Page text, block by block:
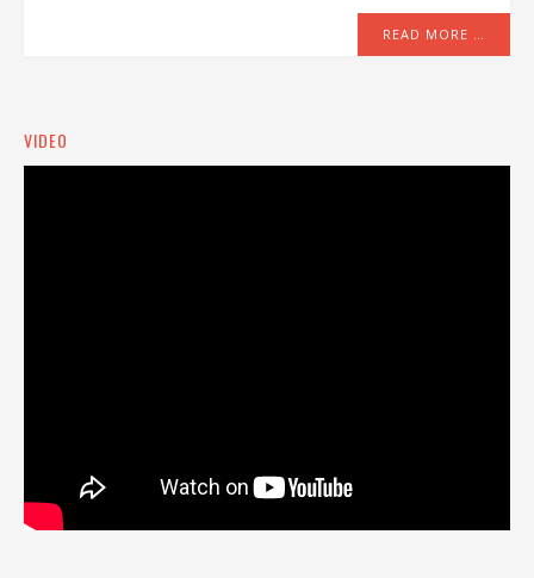
READ MORE …
VIDEO